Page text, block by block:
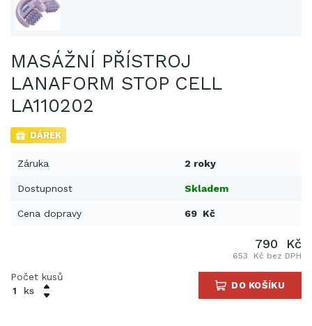
MASÁŽNÍ PŘÍSTROJ
LANAFORM STOP CELL
LA110202
DÁREK
Záruka 2 roky
Dostupnost Skladem
Cena dopravy 69 Kč
790 Kč
653 Kč bez DPH
Počet kusů
ks
DO KOŠÍKU